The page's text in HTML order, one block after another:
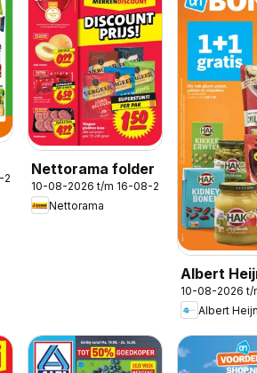
Nettorama folder
10-08-2026 t/m 16-08-2026
Nettorama
Albert
folder
10-08-2026
Albert